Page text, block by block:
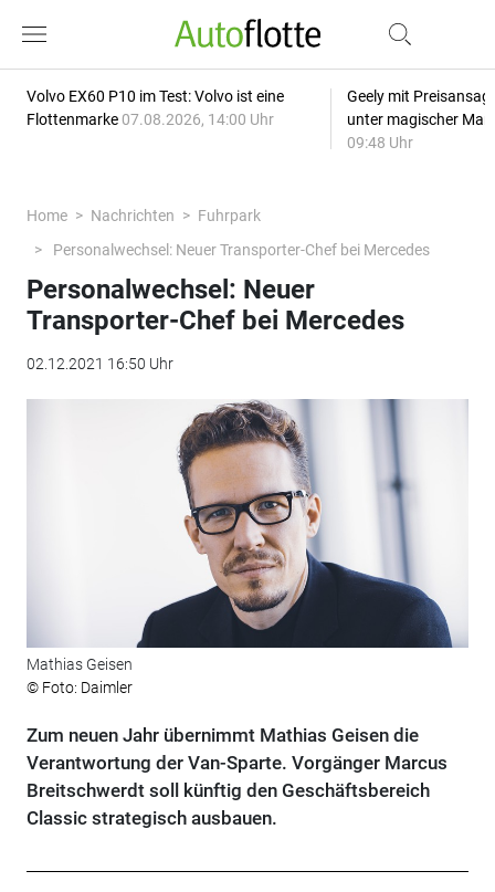
Volvo EX60 P10 im Test: Volvo ist eine
Flottenmarke 07.08.2026, 14:00 Uhr
Geely mit
unter magischer
09:48 Uhr
Home Nachrichten
Fuhrpark
Personalwechsel: Neuer Transporter-Chef bei Mercedes
Personalwechsel: Neuer
Transporter-Chef bei Mercedes
02.12.2021 16:50 Uhr
Mathias Geisen
© Foto: Daimler
Zum neuen Jahr übernimmt Mathias Geisen die
Verantwortung der Van-Sparte. Vorgänger Marcus
Breitschwerdt soll künftig den Geschäftsbereich
Classic strategisch ausbauen.